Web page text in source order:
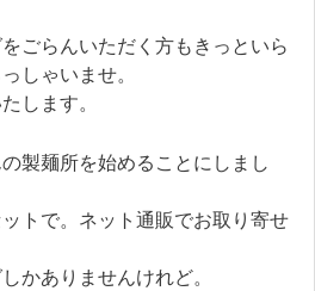
ごらんいただく方もきっといら
しゃいませ。
します。
製麺所を始めることにしまし
トで。ネット通販でお取り寄せ
かありませんけれど。